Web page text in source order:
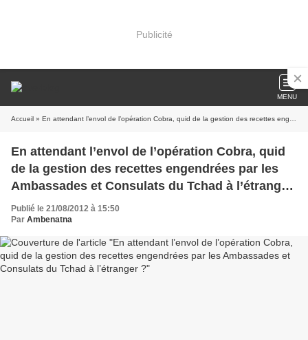
Publicité
MENU
Accueil » En attendant l’envol de l’opération Cobra, quid de la gestion des recettes engendrées par les Ambassades et Consulats du Tchad à l’étranger ?
En attendant l’envol de l’opération Cobra, quid
de la gestion des recettes engendrées par les
Ambassades et Consulats du Tchad à l’étranger
?
Publié le 21/08/2012 à 15:50
Par Ambenatna